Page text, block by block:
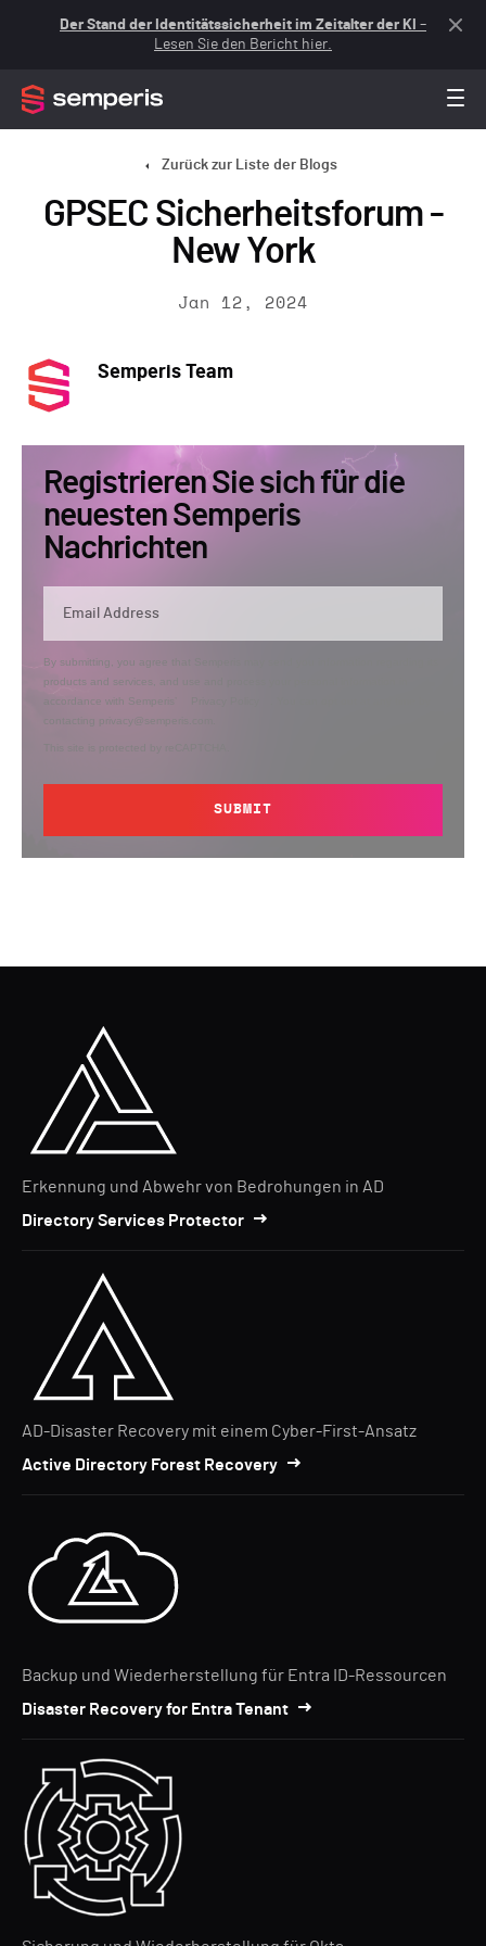
Der Stand der Identitätssicherheit im Zeitalter der KI –
Lesen Sie den Bericht hier.
Zurück zur Liste der Blogs
GPSEC Sicherheitsforum -
New York
Jan 12, 2024
Semperis Team
Registrieren Sie sich für die
neuesten Semperis
Nachrichten
By submitting, you agree that Semperis may send you information regarding its
products and services, and use and process your personal information in
accordance with Semperis’
contacting privacy@semperis.com.
SUBMIT
Erkennung und Abwehr von Bedrohungen in AD
Directory Services Protector
AD-Disaster Recovery mit einem Cyber-First-Ansatz
Active Directory Forest Recovery
Backup und Wiederherstellung für Entra ID-Ressourcen
Disaster Recovery for Entra Tenant